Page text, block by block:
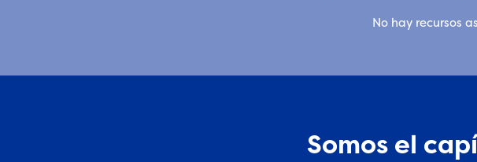
No hay recursos
Somos el